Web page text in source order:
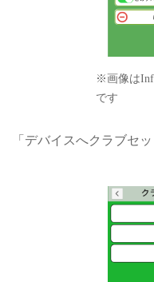
※画像は
です
「デバイスへクラブセ